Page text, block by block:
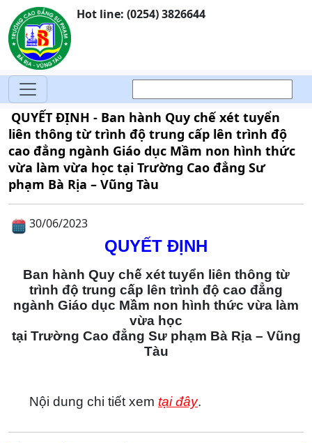
Hot line: (0254) 3826644
QUYẾT ĐỊNH - Ban hành Quy chế xét tuyển
liên thông từ trình độ trung cấp lên trình độ
cao đẳng ngành Giáo dục Mầm non hình thức
vừa làm vừa học tại Trường Cao đẳng Sư
phạm Bà Rịa – Vũng Tàu
30/06/2023
QUYẾT ĐỊNH
Ban hành Quy chế xét tuyển liên thông từ
trình độ trung cấp lên trình độ cao đẳng
ngành Giáo dục Mầm non hình thức vừa làm
vừa học
tại Trường Cao đẳng Sư phạm Bà Rịa – Vũng
Tàu
Nội dung chi tiết xem tại đây.